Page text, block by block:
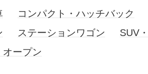
コンパクト・ハッチバック
ステーションワゴン
SUV
オープン